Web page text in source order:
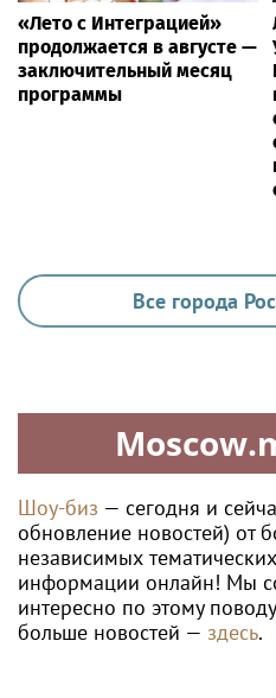
«Лето с Интеграцией»
продолжается в августе —
заключительный месяц
программы
Все города
Шоу-биз — сегодня и
обновление новостей) от
независимых
информации онлайн! Мы
интересно по этому
больше новостей — здесь.